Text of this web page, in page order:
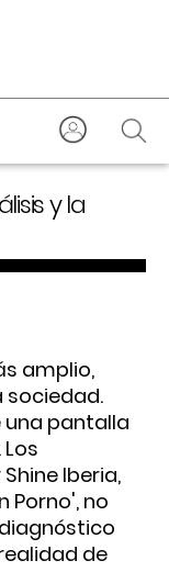
y la
amplio,
sociedad.
una pantalla
Iberia,
Porno', no
de